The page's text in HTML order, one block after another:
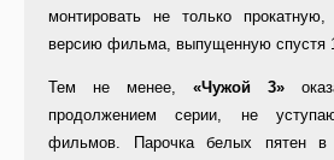
монтировать не только
версию фильма, выпущенную спустя
Тем не менее, «Чужой 3»
продолжением серии, не
фильмов. Парочка белых пятен в